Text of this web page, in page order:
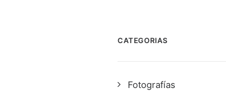
CATEGORIAS
Fotografías